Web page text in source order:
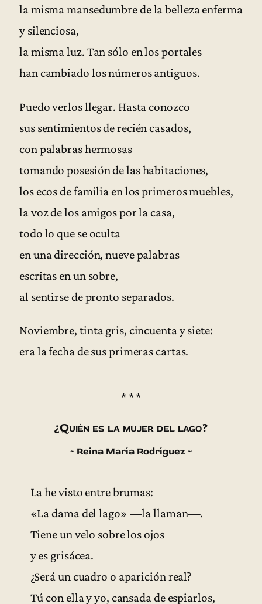
la misma mansedumbre de la belleza enferma
y silenciosa,
la misma luz. Tan sólo en los portales
han cambiado los números antiguos.
Puedo verlos llegar. Hasta conozco
sus sentimientos de recién casados,
con palabras hermosas
tomando posesión de las habitaciones,
los ecos de familia en los primeros muebles,
la voz de los amigos por la casa,
todo lo que se oculta
en una dirección, nueve palabras
escritas en un sobre,
al sentirse de pronto separados.
Noviembre, tinta gris, cincuenta y siete:
era la fecha de sus primeras cartas.
* * *
¿Quién es la mujer del lago?
~ Reina María Rodríguez ~
La he visto entre brumas:
«La dama del lago» —la llaman—.
Tiene un velo sobre los ojos
y es grisácea.
¿Será un cuadro o aparición real?
Tú con ella y yo, cansada de espiarlos,